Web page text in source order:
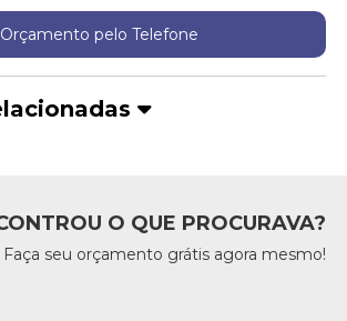
Orçamento pelo Telefone
O QUE PROCURAVA?
Faça seu orçamento grátis agora mesmo!